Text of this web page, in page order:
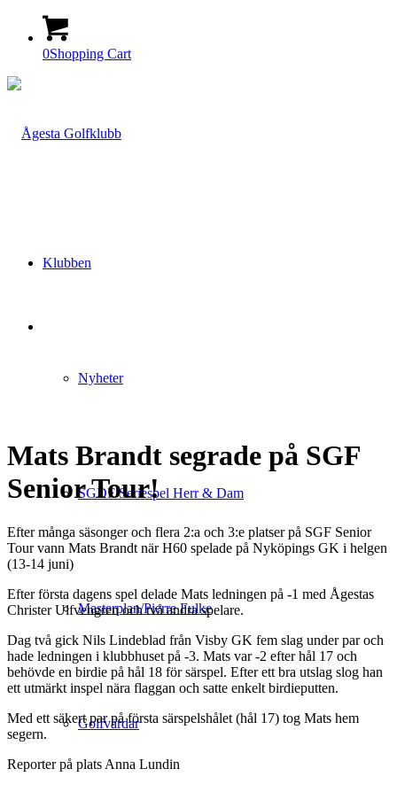
0Shopping Cart
Klubben
Nyheter
SGDF Seriespel Herr & Dam
Masterplan/Pierre Fulke
Golfvärdar
Mats Brandt segrade på SGF
Senior Tour!
Efter många säsonger och flera 2:a och 3:e platser på SGF Senior
Tour vann Mats Brandt när H60 spelade på Nyköpings GK i helgen
(13-14 juni)
Efter första dagens spel delade Mats ledningen på -1 med Ågestas
Christer Ulfvengren och två andra spelare.
Dag två gick Nils Lindeblad från Visby GK fem slag under par och
hade ledningen i klubbhuset på -3. Mats var -2 efter hål 17 och
behövde en birdie på hål 18 för särspel. Efter ett bra utslag slog han
ett utmärkt inspel nära flaggan och satte enkelt birdieputten.
Med ett säkert par på första särspelshålet (hål 17) tog Mats hem
segern.
Reporter på plats Anna Lundin